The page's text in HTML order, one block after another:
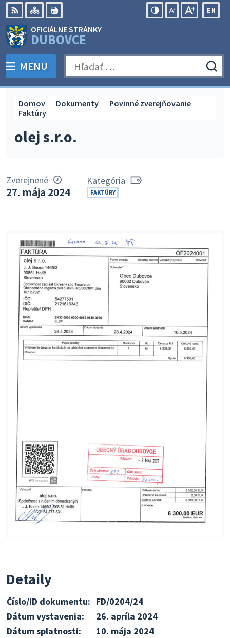
Preskočiť
na
obsah
RSS Mapa
EN
OFICIÁLNE STRÁNKY
DUBOVCE
PREPNÚŤ
MENU Hľadať:
olej s.r.o.
Domov Dokumenty
Povinné zverejňovanie
Faktúry
Zverejnené
27. mája 2024
Kategória
FAKTÚRY
Detaily
Číslo/ID dokumentu: FD/0204/24
Dátum vystavenia:
26. apríla 2024
Dátum splatnosti:
10. mája 2024